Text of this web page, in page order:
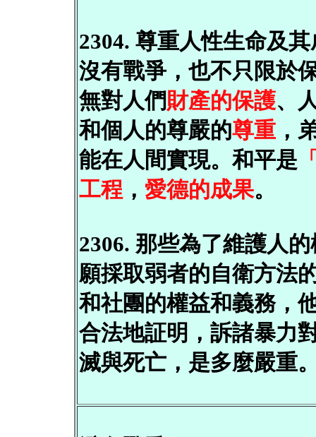
2304. 尊重人性生命及
沒有戰爭，也不只限於
無對人們財產的保護、
和個人的尊嚴的尊重，
能在人間實現。和平是
工程 ， 愛德的成果。
2306. 那些為了維護人
願採取弱者的自衛方法
和社團的權益和義務，
合法地証明，訴諸暴力
滅與死亡，是多麼嚴重